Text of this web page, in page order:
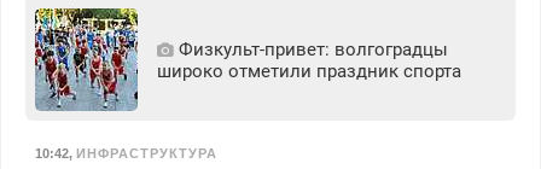
Физкульт‑привет: волгоградцы
широко отметили праздник спорта
10:42, ИНФРАСТРУКТУРА